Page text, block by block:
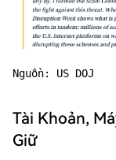
Nguồn: US DOJ
Tài Khoản,
Giữ